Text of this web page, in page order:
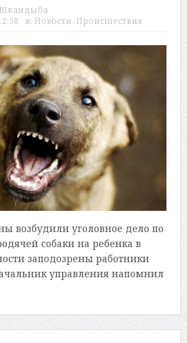
Шкандыба
в: Новости, Происшествия
возбудили уголовное дело по
собаки на ребенка в
заподозрены работники
управления напомнил